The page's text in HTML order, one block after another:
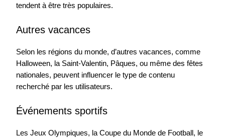
tendent à être très populaires.
Autres vacances
Selon les régions du monde, d’autres vacances, comme
Halloween, la Saint-Valentin, Pâques, ou même des fêtes
nationales, peuvent influencer le type de contenu
recherché par les utilisateurs.
Événements sportifs
Les Jeux Olympiques, la Coupe du Monde de Football, le